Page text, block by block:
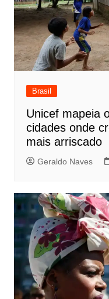
Brasil
Unicef mapeia
cidades onde
mais arriscado
Geraldo Naves